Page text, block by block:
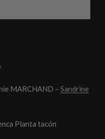
MARCHAND – Sandrine
Planta tacón